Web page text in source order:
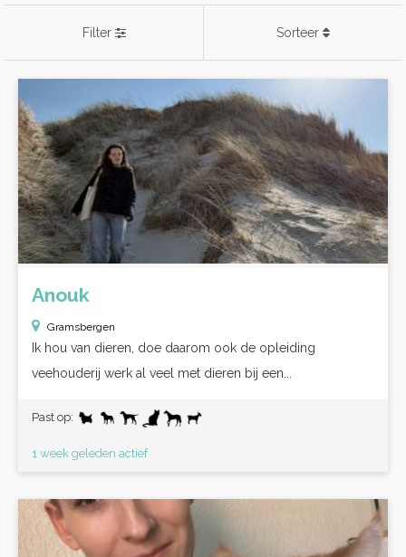
Filter Sorteer
Anouk
Gramsbergen
Ik hou van dieren, doe daarom ook de opleiding
veehouderij werk al veel met dieren bij een...
Past op:
1 week geleden actief